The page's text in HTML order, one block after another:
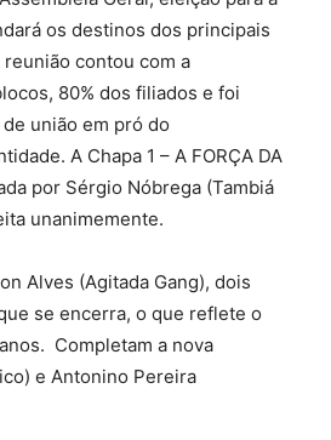
os destinos dos principais
contou com a
80% dos filiados e foi
união em pró do
A Chapa 1 – A FORÇA DA
por Sérgio Nóbrega (Tambiá
unanimemente.
Alves (Agitada Gang), dois
se encerra, o que reflete o
Completam a nova
e Antonino Pereira